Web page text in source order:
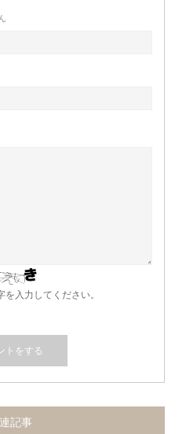
入力してください。
記事